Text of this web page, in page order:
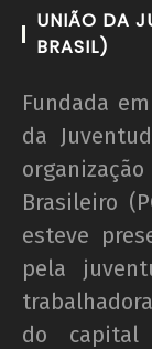
UNIÃO DA
BRASIL)
Fundada
da
Brasileiro
esteve
pela
do